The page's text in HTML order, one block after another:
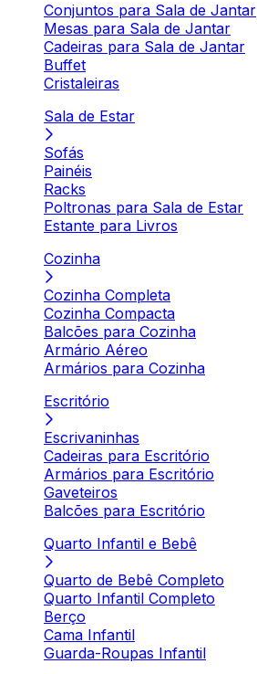
Conjuntos para Sala de Jantar
Mesas para Sala de Jantar
Cadeiras para Sala de Jantar
Buffet
Cristaleiras
Sala de Estar
Sofás
Painéis
Racks
Poltronas para Sala de Estar
Estante para Livros
Cozinha
Cozinha Completa
Cozinha Compacta
Balcões para Cozinha
Armário Aéreo
Armários para Cozinha
Escritório
Escrivaninhas
Cadeiras para Escritório
Armários para Escritório
Gaveteiros
Balcões para Escritório
Quarto Infantil e Bebê
Quarto de Bebê Completo
Quarto Infantil Completo
Berço
Cama Infantil
Guarda-Roupas Infantil